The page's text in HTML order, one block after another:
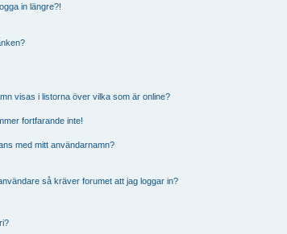
in längre?!
visas i listorna över vilka som är online?
fortfarande inte!
med mitt användarnamn?
så kräver forumet att jag loggar in?